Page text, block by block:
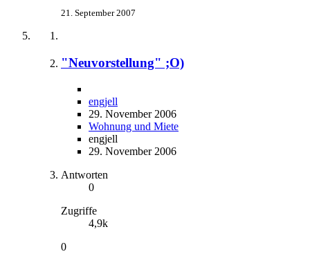
21. September 2007
"Neuvorstellung" ;O)
engjell
29. November 2006
Wohnung und Miete
engjell
29. November 2006
Antworten
0
Zugriffe
4,9k
0